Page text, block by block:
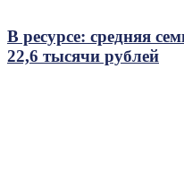
В ресурсе: средняя
22,6 тысячи рублей